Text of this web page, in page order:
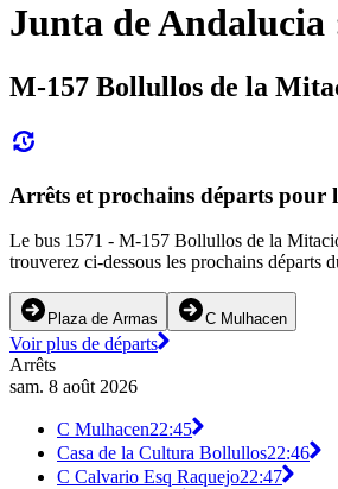
Junta de Andalucia
M-157 Bollullos de la
Arrêts et prochains départs pour
Le bus 1571 - M-157 Bollullos de la
trouverez ci-dessous les prochains départs
Plaza de Armas C Mulhacen
Voir plus de départs
Arrêts
sam. 8 août 2026
C Mulhacen22:45
Casa de la Cultura Bollullos22:46
C Calvario Esq Raquejo22:47